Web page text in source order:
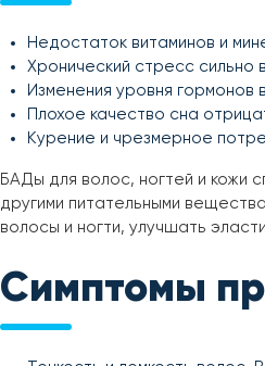
Недостаток витаминов и
Хронический стресс сильно
Изменения уровня
Плохое качество сна
Курение и чрезмерное
БАДы для волос, ногтей и кожи
другими питательными
волосы и ногти, улучшать
Симптомы